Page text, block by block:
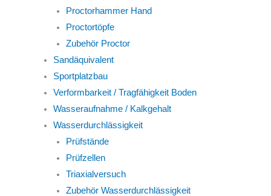
Proctorhammer Hand
Proctortöpfe
Zubehör Proctor
Sandäquivalent
Sportplatzbau
Verformbarkeit / Tragfähigkeit Boden
Wasseraufnahme / Kalkgehalt
Wasserdurchlässigkeit
Prüfstände
Prüfzellen
Triaxialversuch
Zubehör Wasserdurchlässigkeit